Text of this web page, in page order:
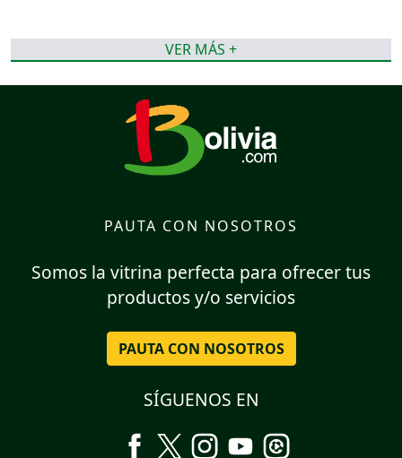
VER MÁS +
PAUTA CON NOSOTROS
Somos la vitrina perfecta para ofrecer tus
productos y/o servicios
PAUTA CON NOSOTROS
SÍGUENOS EN